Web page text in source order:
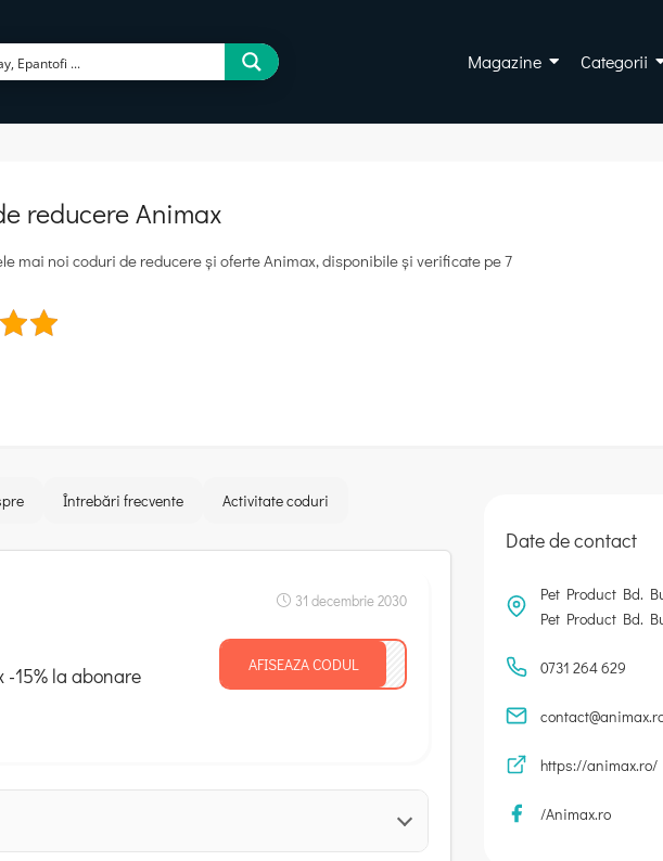
Magazine Categorii
reducere Animax
mai noi coduri de reducere și oferte Animax, disponibile și verificate pe 7
Întrebări frecvente Activitate coduri
-15% la abonare
31 decembrie 2030
AFISEAZA CODULnare
Date de contact
Pet Product Bd.
Pet Product Bd.
0731 264 629
https://animax.ro/
/Animax.ro